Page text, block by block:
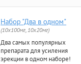
Набор "Два в одном"
(10x100мг, 10x20мг)
Два самых популярных
препарата для усиления
эрекции в одном наборе!